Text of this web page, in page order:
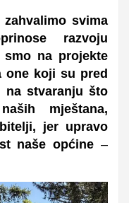
svima
razvoju
na projekte
one koji su pred
na stvaranju što
mještana,
jer upravo
naše općine –